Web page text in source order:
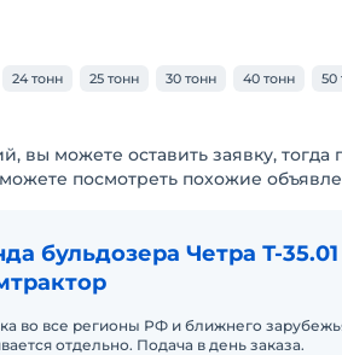
24 тонн 25 тонн 30 тонн 40 тонн 50
вы можете оставить заявку,
посмотреть похожие
бульдозера Четра Т-35.01
во все регионы РФ и ближнего
отдельно. Подача в день заказа.